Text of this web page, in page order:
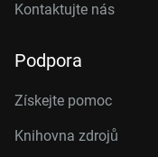
Kontaktujte nás
Podpora
Získejte pomoc
Knihovna zdrojů